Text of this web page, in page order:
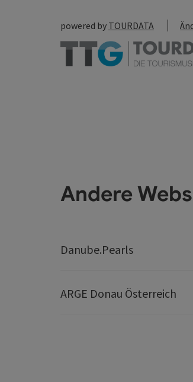
powered by TOURDATA
Andere
Danube.Pearls
ARGE Donau Österreich